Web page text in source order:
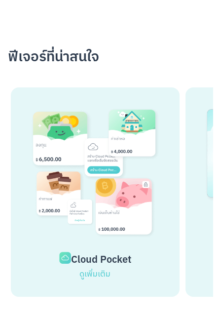
ฟีเจอร์ที่น่าสนใจ
Cloud Pocket
ดูเพิ่มเติม